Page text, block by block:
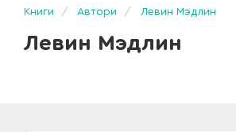
Книги Автори Левин Мэдлин
Левин Мэдлин